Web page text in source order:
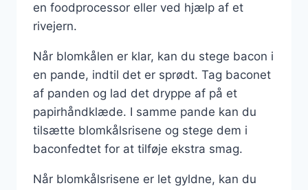
en foodprocessor eller ved hjælp af et
rivejern.
Når blomkålen er klar, kan du stege bacon i
en pande, indtil det er sprødt. Tag baconet
af panden og lad det dryppe af på et
papirhåndklæde. I samme pande kan du
tilsætte blomkålsrisene og stege dem i
baconfedtet for at tilføje ekstra smag.
Når blomkålsrisene er let gyldne, kan du